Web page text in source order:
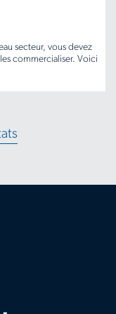
secteur, vous devez
commercialiser. Voici
how-